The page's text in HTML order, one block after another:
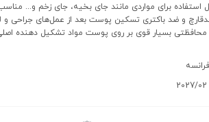
استفاده برای مواردی مانند جای بخیه، جای زخم و...
و ضد باکتری تسکین پوست بعد از عمل‌های جراحی و
محافظتی بسیار قوی بر روی پوست مواد تشکیل دهنده